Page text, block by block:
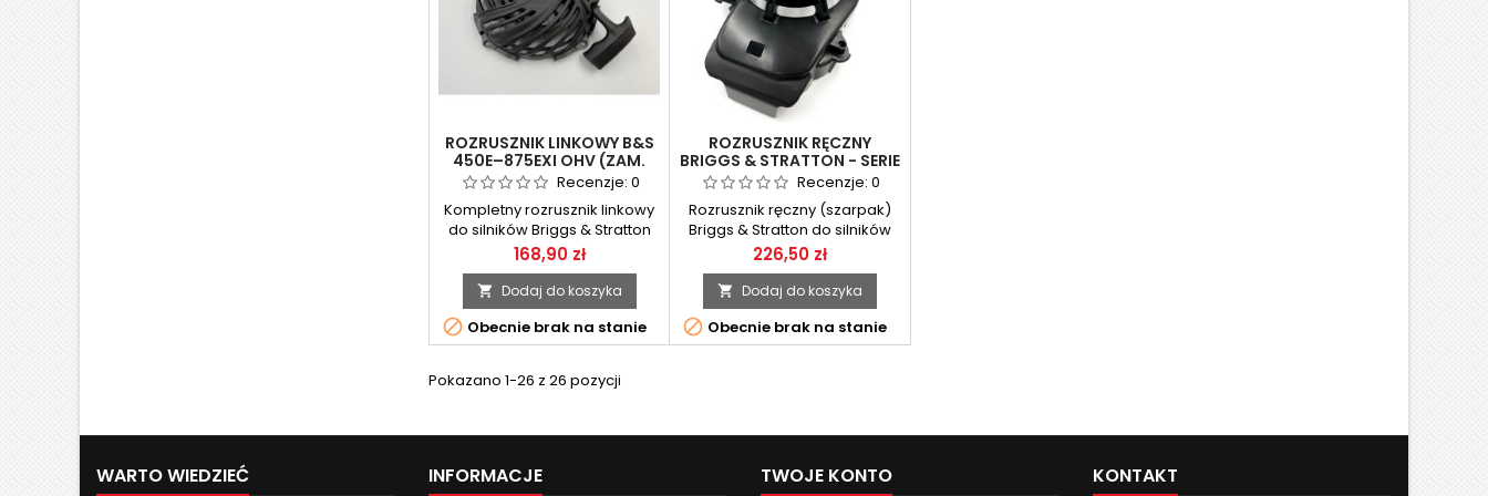
ROZRUSZNIK LINKOWY B&S
450E–875EXI OHV (ZAM.
593959 / 596468 / 595355)
Recenzje:0
Kompletny rozrusznik linkowy
do silników Briggs & Stratton
serii 450E, 500E, 575EX, 625EXi,
650EXi, 675EXi, 850E, 875EXi
OHV. Wysoka jakość – idealny
zamiennik 593959, 596468,
595355
Cena
168,90 zł
 Dodaj do koszyka
 Obecnie brak na stanie
ROZRUSZNIK RĘCZNY
BRIGGS & STRATTON - SERIE
650EXI, 675EXI
Recenzje:0
Rozrusznik ręczny (szarpak)
Briggs & Stratton do silników
serii 650EXi i 675EXi. Oryginalna
część zamienna
zapewniająca niezawodny
rozruch silnika.
Cena
226,50 zł
 Dodaj do koszyka
 Obecnie brak na stanie
Pokazano 1-26 z 26 pozycji
WARTO WIEDZIEĆ INFORMACJE TWOJE KONTO KONTAKT